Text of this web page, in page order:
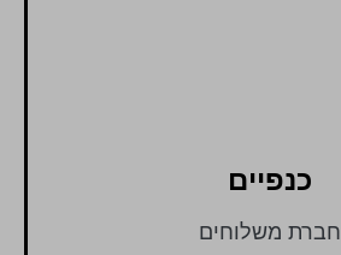
כנפיים
חברת משלוחים